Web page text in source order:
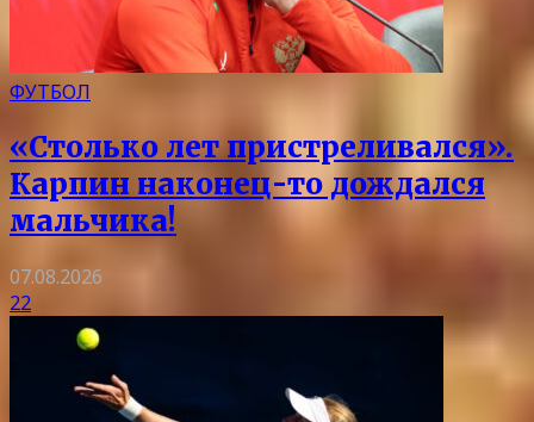
ФУТБОЛ
«Столько лет пристреливался».
Карпин наконец-то дождался
мальчика!
07.08.2026
22